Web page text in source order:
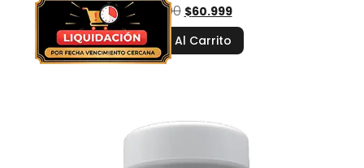
$ 77.000 $60.999
Añadir Al Carrito